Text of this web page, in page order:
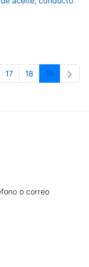
intermedias Use
Página
17 Página
18 Página
19
o correo